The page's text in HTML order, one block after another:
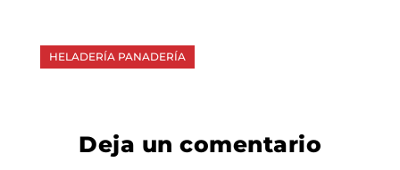
HELADERÍA PANADERÍA
Deja un comentario